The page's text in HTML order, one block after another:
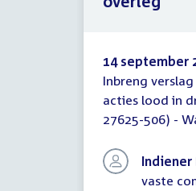
Inbreng
verslag
schriftelijk
14 september
Inbreng
acties lood in
27625-506) -
Indiener
vaste